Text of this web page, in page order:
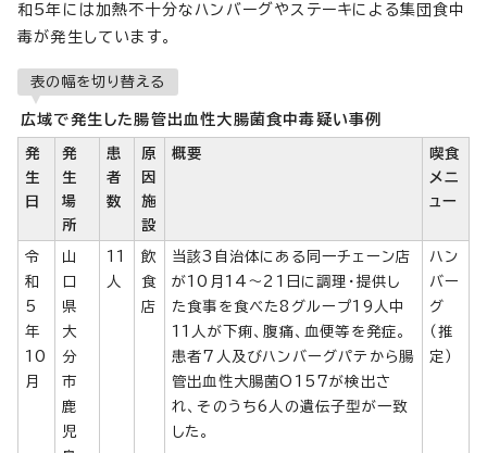
和5年には加熱不十分なハンバーグやステーキによる集団食中
毒が発生しています。
表の幅を切り替える
広域で発生した腸管出血性大腸菌食中毒疑い事例
発
生
日
発
生
場
所
患
者
数
原
因
施
設
概要
喫食
メニ
ュー
令
和
5
年
10
月
山
口
県
大
分
市
鹿
児
11
人
飲
食
店
当該3自治体にある同一チェーン店
が10月14～21日に調理・提供し
た食事を食べた8グループ19人中
11人が下痢、腹痛、血便等を発症。
患者7人及びハンバーグパテから腸
管出血性大腸菌O157が検出さ
れ、そのうち6人の遺伝子型が一致
した。
ハン
バー
グ
（推
定）